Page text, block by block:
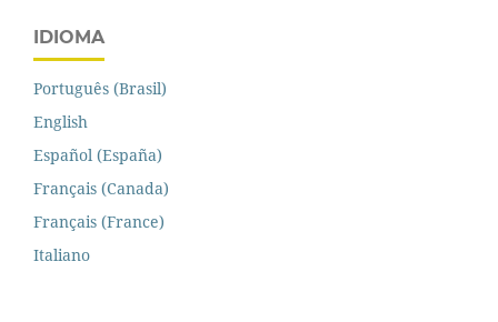
IDIOMA
Português (Brasil)
English
Español (España)
Français (Canada)
Français (France)
Italiano